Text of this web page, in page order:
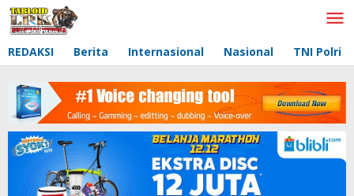
Lewati
ke
REDAKSI Berita Internasional Nasional TNI Polri